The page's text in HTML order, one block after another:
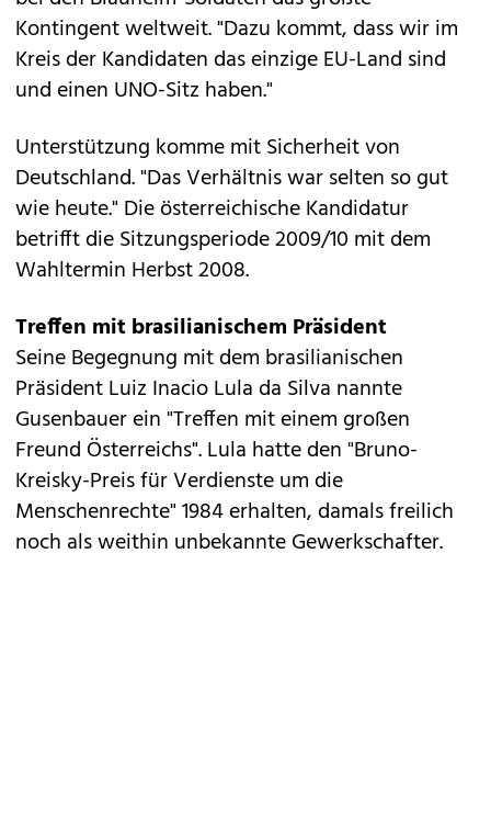
Kontingent weltweit. "Dazu kommt, dass wir im
Kreis der Kandidaten das einzige EU-Land sind
und einen UNO-Sitz haben."
Unterstützung komme mit Sicherheit von
Deutschland. "Das Verhältnis war selten so gut
wie heute." Die österreichische Kandidatur
betrifft die Sitzungsperiode 2009/10 mit dem
Wahltermin Herbst 2008.
Treffen mit brasilianischem Präsident
Seine Begegnung mit dem brasilianischen
Präsident Luiz Inacio Lula da Silva nannte
Gusenbauer ein "Treffen mit einem großen
Freund Österreichs". Lula hatte den "Bruno-
Kreisky-Preis für Verdienste um die
Menschenrechte" 1984 erhalten, damals freilich
noch als weithin unbekannte Gewerkschafter.